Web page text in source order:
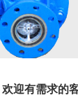
迎有需求的